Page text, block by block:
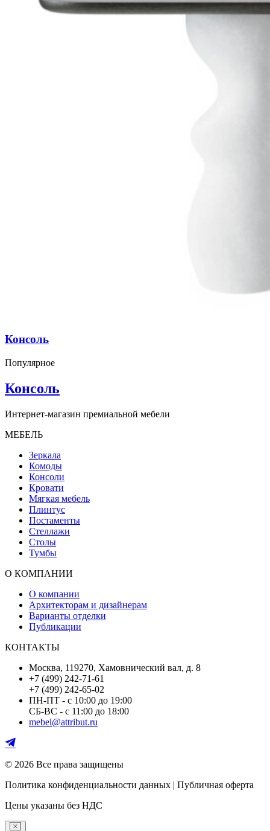
Консоль
Популярное
Консоль
Интернет-магазин премиальной мебели
МЕБЕЛЬ
Зеркала
Комоды
Консоли
Кровати
Мягкая мебель
Плинтус
Постаменты
Стеллажи
Столы
Тумбы
О КОМПАНИИ
О компании
Архитекторам и дизайнерам
Варианты отделки
Публикации
КОНТАКТЫ
Москва, 119270, Хамовнический вал, д. 8
+7 (499) 242-71-61
+7 (499) 242-65-02
ПН-ПТ - с 10:00 до 19:00
СБ-ВС - с 11:00 до 18:00
mebel@attribut.ru
© 2026 Все права защищены
Политика конфиденциальности данных | Публичная оферта
Цены указаны без НДС